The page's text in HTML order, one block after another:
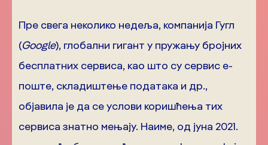
Пре свега неколико недеља, компанија Гугл
(Google), глобални гигант у пружању бројних
бесплатних сервиса, као што су сервис е-
поште, складиштење података и др.,
објавила је да се услови коришћења тих
сервиса знатно мењају. Наиме, од јуна 2021.